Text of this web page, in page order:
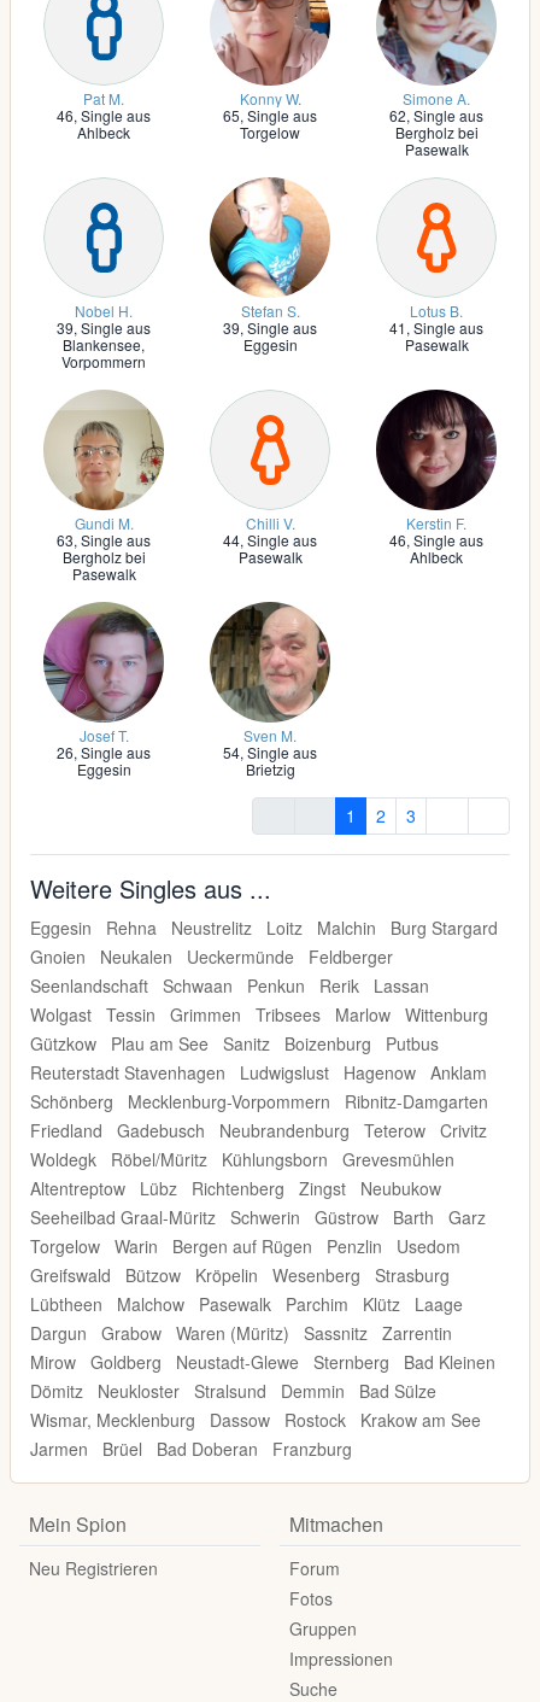
Pat M.
46, Single aus
Ahlbeck
Konny W.
65, Single aus
Torgelow
Simone A.
62, Single aus
Bergholz bei
Pasewalk
Nobel H.
39, Single aus
Blankensee,
Vorpommern
Stefan S.
39, Single aus
Eggesin
Lotus B.
41, Single aus
Pasewalk
Gundi M.
63, Single aus
Bergholz bei
Pasewalk
Chilli V.
44, Single aus
Pasewalk
Kerstin F.
46, Single aus
Ahlbeck
Josef T.
26, Single aus
Eggesin
Sven M.
54, Single aus
Brietzig
1 2 3
Weitere Singles aus ...
Eggesin Rehna Neustrelitz Loitz Malchin
Burg Stargard
Gnoien
Neukalen Ueckermünde
Feldberger
Seenlandschaft Schwaan Penkun Rerik
Lassan
Wolgast Tessin Grimmen Tribsees Marlow Wittenburg
Gützkow
Plau am See Sanitz Boizenburg
Putbus
Reuterstadt Stavenhagen
Ludwigslust Hagenow Anklam
Schönberg
Mecklenburg-Vorpommern
Ribnitz-Damgarten
Friedland
Gadebusch Neubrandenburg Teterow Crivitz
Woldegk
Röbel/Müritz Kühlungsborn
Grevesmühlen
Altentreptow
Lübz Richtenberg Zingst
Neubukow
Seeheilbad Graal-Müritz Schwerin Güstrow Barth
Garz
Torgelow Warin Bergen auf Rügen Penzlin
Usedom
Greifswald
Bützow Kröpelin Wesenberg
Strasburg
Lübtheen
Malchow Pasewalk Parchim Klütz
Laage
Dargun
Grabow Waren (Müritz) Sassnitz Zarrentin
Mirow Goldberg Neustadt-Glewe Sternberg
Bad Kleinen
Dömitz
Neukloster Stralsund Demmin
Bad Sülze
Wismar, Mecklenburg
Dassow Rostock
Krakow am See
Jarmen
Brüel Bad Doberan Franzburg
Mein Spion
Neu Registrieren
Mitmachen
Forum
Fotos
Gruppen
Impressionen
Suche